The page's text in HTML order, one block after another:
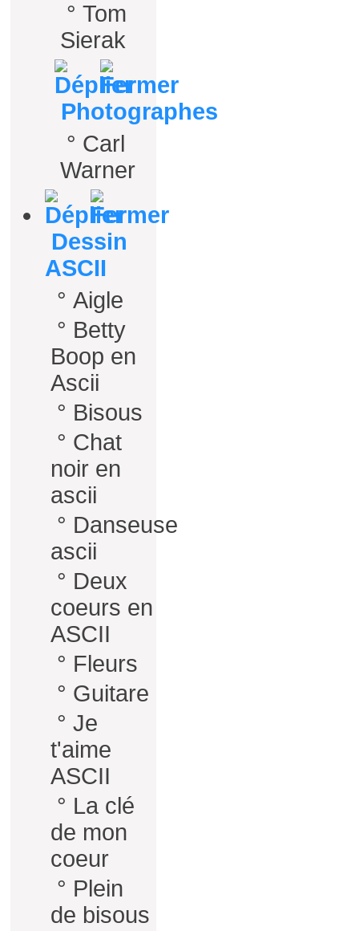
° Tom
Sierak
Photographes
° Carl
Warner
Dessin
ASCII
° Aigle
° Betty
Boop en
Ascii
° Bisous
° Chat
noir en
ascii
° Danseuse
ascii
° Deux
coeurs en
ASCII
° Fleurs
° Guitare
° Je
t'aime
ASCII
° La clé
de mon
coeur
° Plein
de bisous